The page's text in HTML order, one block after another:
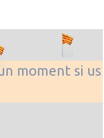
moment si us